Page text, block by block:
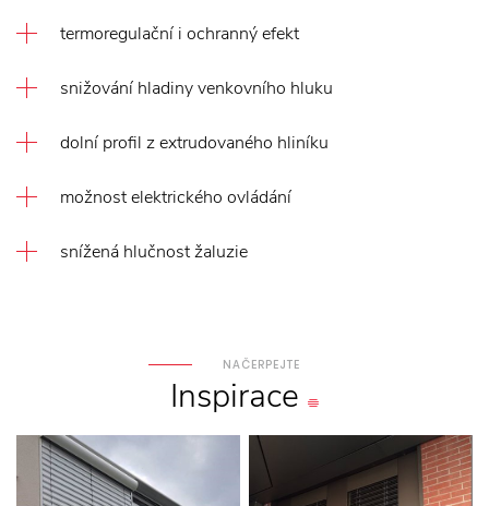
termoregulační i ochranný efekt
snižování hladiny venkovního hluku
dolní profil z extrudovaného hliníku
možnost elektrického ovládání
snížená hlučnost žaluzie
NAČERPEJTE
Inspirace